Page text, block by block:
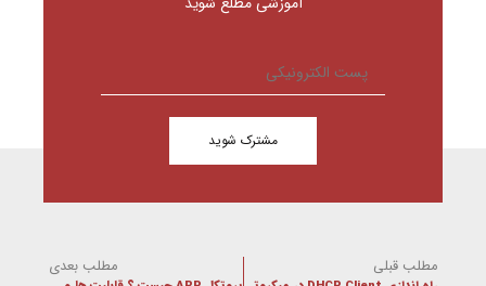
مشترک شوید
مطلب قبلی مطلب بعدی